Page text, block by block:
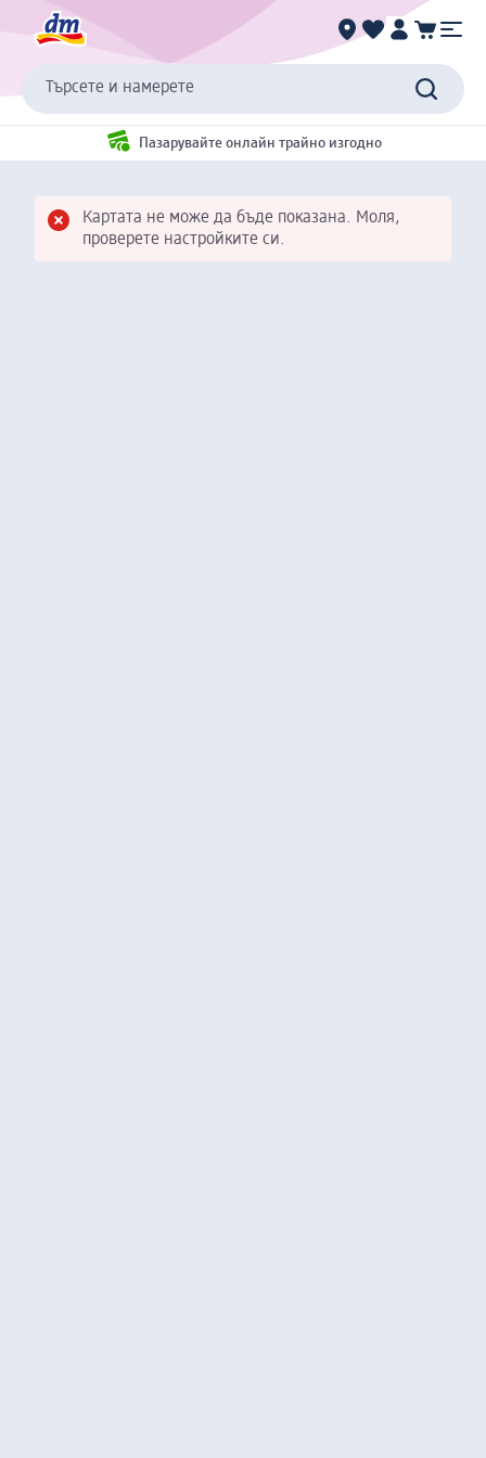
Търсете и намерете
Пазарувайте онлайн трайно изгодно
Картата не може да бъде показана. Моля,
проверете настройките си.